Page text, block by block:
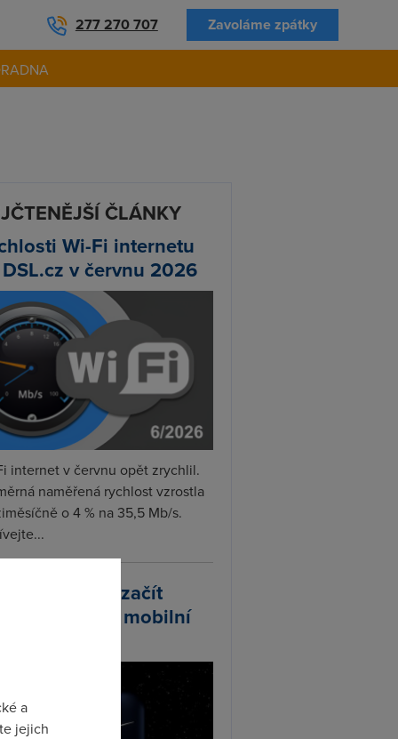
277 270 707 Zavoláme zpátky
ČLÁNKY
Wi-Fi internetu
v červnu 2026
internet v červnu opět zrychlil.
naměřená rychlost vzrostla
o 4 % na 35,5 Mb/s.
plánuje začít
vlastní mobilní
a
jejich